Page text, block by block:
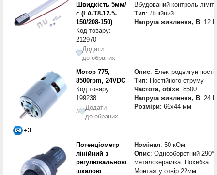
Швидкість 5мм/
с (LA-T8-12-5-
150/208-150)
Код товару:
212970
Додати
до обраних
Вбудований контроль
Тип: Лінійний
Напруга живлення, В: 12 В
+3
Мотор 775,
8500rpm, 24VDC
Код товару:
199238
3
Додати
до обраних
Опис: Електродвигун
Тип: Постійного струму
Частота, об/хв: 8500
Напруга живлення, В: 24 В
Розміри: 66x44 мм
Потенціометр
лінійний з
регулювальною
шкалою
Номінал: 50 кОм
Опис: Однооборотний
металокераміка. Похибка:
Монтаж у отвір 22мм.